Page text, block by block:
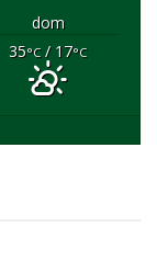
dom
35°C/ 17°C